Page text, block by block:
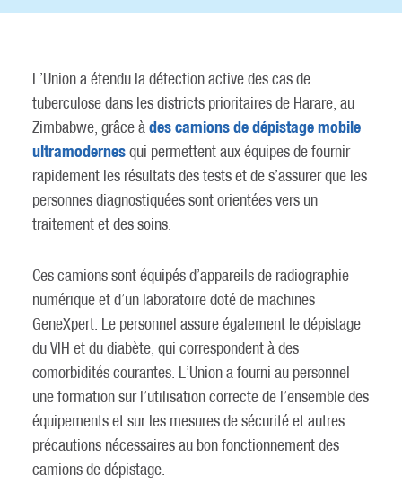
L’Union a étendu la détection active des cas de
tuberculose dans les districts prioritaires de Harare, au
Zimbabwe, grâce à des camions de dépistage mobile
ultramodernesqui permettent aux équipes de fournir
rapidement les résultats des tests et de s’assurer que les
personnes diagnostiquées sont orientées vers un
traitement et des soins.
Ces camions sont équipés d’appareils de radiographie
numérique et d’un laboratoire doté de machines
GeneXpert. Le personnel assure également le dépistage
du VIH et du diabète, qui correspondent à des
comorbidités courantes. L’Union a fourni au personnel
une formation sur l’utilisation correcte de l’ensemble des
équipements et sur les mesures de sécurité et autres
précautions nécessaires au bon fonctionnement des
camions de dépistage.